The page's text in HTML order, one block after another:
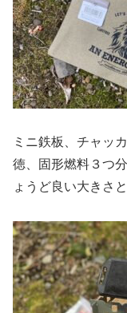
ミニ鉄板、チャッ
徳、固形燃料３つ
ょうど良い大きさ